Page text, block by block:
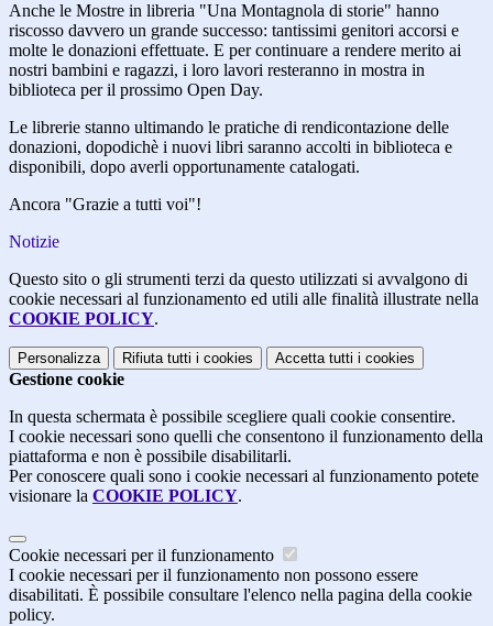
Anche le Mostre in libreria "Una Montagnola di storie" hanno
riscosso davvero un grande successo: tantissimi genitori accorsi e
molte le donazioni effettuate. E per continuare a rendere merito ai
nostri bambini e ragazzi, i loro lavori resteranno in mostra in
biblioteca per il prossimo Open Day.
Le librerie stanno ultimando le pratiche di rendicontazione delle
donazioni, dopodichè i nuovi libri saranno accolti in biblioteca e
disponibili, dopo averli opportunamente catalogati.
Ancora "Grazie a tutti voi"!
Notizie
Questo sito o gli strumenti terzi da questo utilizzati si avvalgono di
cookie necessari al funzionamento ed utili alle finalità illustrate nella
COOKIE POLICY.
Personalizza Rifiuta tutti i cookies Accetta tutti i cookies
Gestione cookie
In questa schermata è possibile scegliere quali cookie consentire.
I cookie necessari sono quelli che consentono il funzionamento della
piattaforma e non è possibile disabilitarli.
Per conoscere quali sono i cookie necessari al funzionamento potete
visionare la COOKIE POLICY.
Cookie necessari per il funzionamento
I cookie necessari per il funzionamento non possono essere
disabilitati. È possibile consultare l'elenco nella pagina della cookie
policy.